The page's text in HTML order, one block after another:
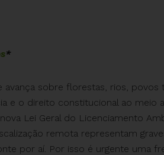
*
avança sobre florestas, rios, povos
e o direito constitucional ao meio
Lei Geral do Licenciamento
remota representam
por aí. Por isso é urgente uma